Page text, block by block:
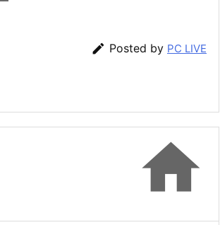
 Posted by PC LIVE
